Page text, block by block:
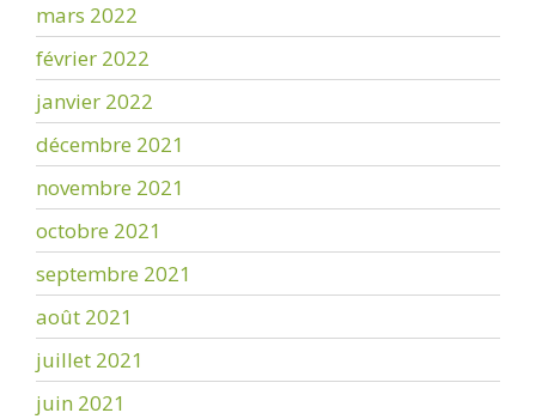
mars 2022
février 2022
janvier 2022
décembre 2021
novembre 2021
octobre 2021
septembre 2021
août 2021
juillet 2021
juin 2021